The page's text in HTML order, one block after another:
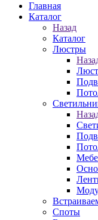
Главная
Каталог
Назад
Каталог
Люстры
Споты